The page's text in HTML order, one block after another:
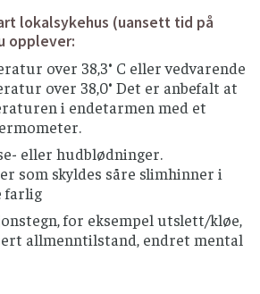
lokalsykehus (uansett tid på
opplever:
over 38,3° C eller vedvarende
over 38,0° Det er anbefalt at
i endetarmen med et
eller hudblødninger.
som skyldes såre slimhinner i
farlig
for eksempel utslett/kløe,
allmenntilstand, endret mental